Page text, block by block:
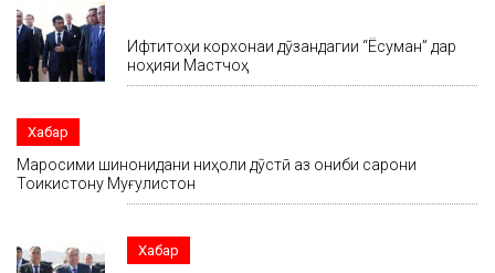
Ифтитоҳи корхонаи дӯзандагии “Ёсуман” дар
ноҳияи Мастчоҳ
Хабар
Маросими шинонидани ниҳоли дӯстӣ аз ҷониби сарони
Тоҷикистону Муғулистон
Хабар